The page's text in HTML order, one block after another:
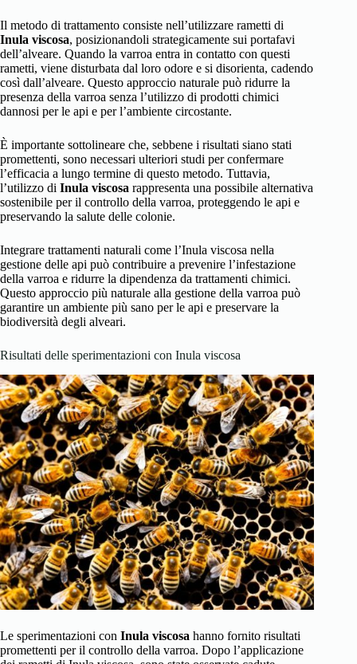
Il metodo di trattamento consiste nell’utilizzare rametti di
Inula viscosa, posizionandoli strategicamente sui portafavi
dell’alveare. Quando la varroa entra in contatto con questi
rametti, viene disturbata dal loro odore e si disorienta, cadendo
così dall’alveare. Questo approccio naturale può ridurre la
presenza della varroa senza l’utilizzo di prodotti chimici
dannosi per le api e per l’ambiente circostante.
È importante sottolineare che, sebbene i risultati siano stati
promettenti, sono necessari ulteriori studi per confermare
l’efficacia a lungo termine di questo metodo. Tuttavia,
l’utilizzo di Inula viscosa rappresenta una possibile alternativa
sostenibile per il controllo della varroa, proteggendo le api e
preservando la salute delle colonie.
Integrare trattamenti naturali come l’Inula viscosa nella
gestione delle api può contribuire a prevenire l’infestazione
della varroa e ridurre la dipendenza da trattamenti chimici.
Questo approccio più naturale alla gestione della varroa può
garantire un ambiente più sano per le api e preservare la
biodiversità degli alveari.
Risultati delle sperimentazioni con Inula viscosa
Le sperimentazioni con Inula viscosa hanno fornito risultati
promettenti per il controllo della varroa. Dopo l’applicazione